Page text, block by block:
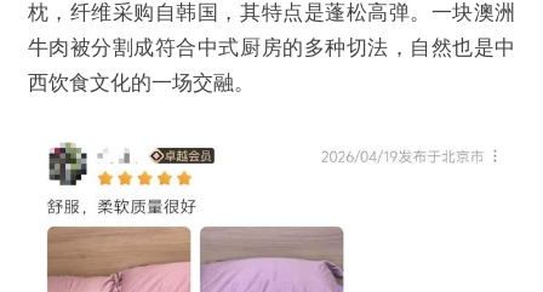
枕，纤维采购自韩国，其特点是蓬松高弹。一块澳洲
牛肉被分割成符合中式厨房的多种切法，自然也是中
西饮食文化的一场交融。